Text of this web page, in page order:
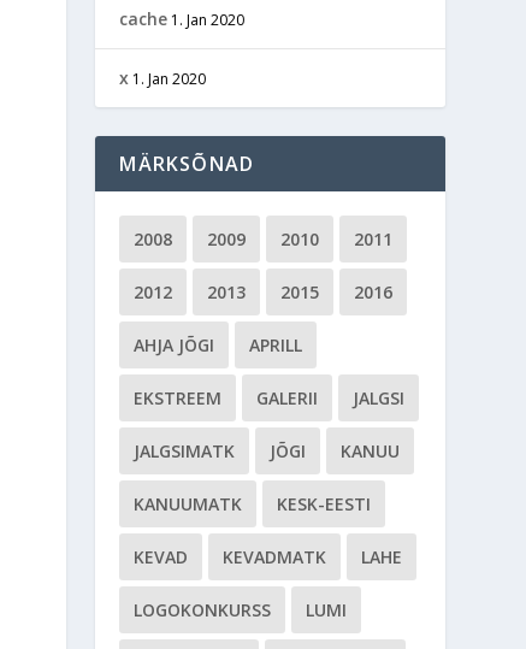
cache 1. Jan 2020
x 1. Jan 2020
MÄRKSÕNAD
2008 2009 2010 2011
2012 2013 2015 2016
AHJA JÕGI APRILL
EKSTREEM GALERII JALGSI
JALGSIMATK JÕGI KANUU
KANUUMATK KESK-EESTI
KEVAD KEVADMATK LAHE
LOGOKONKURSS LUMI